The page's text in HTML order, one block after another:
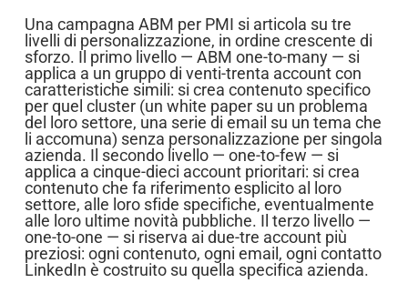
Una campagna ABM per PMI si articola su tre
livelli di personalizzazione, in ordine crescente di
sforzo. Il primo livello — ABM one-to-many — si
applica a un gruppo di venti-trenta account con
caratteristiche simili: si crea contenuto specifico
per quel cluster (un white paper su un problema
del loro settore, una serie di email su un tema che
li accomuna) senza personalizzazione per singola
azienda. Il secondo livello — one-to-few — si
applica a cinque-dieci account prioritari: si crea
contenuto che fa riferimento esplicito al loro
settore, alle loro sfide specifiche, eventualmente
alle loro ultime novità pubbliche. Il terzo livello —
one-to-one — si riserva ai due-tre account più
preziosi: ogni contenuto, ogni email, ogni contatto
LinkedIn è costruito su quella specifica azienda.